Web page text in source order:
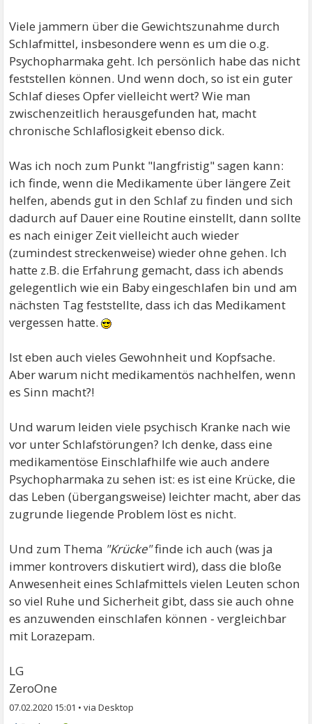
Viele jammern über die Gewichtszunahme durch
Schlafmittel, insbesondere wenn es um die o.g.
Psychopharmaka geht. Ich persönlich habe das nicht
feststellen können. Und wenn doch, so ist ein guter
Schlaf dieses Opfer vielleicht wert? Wie man
zwischenzeitlich herausgefunden hat, macht
chronische Schlaflosigkeit ebenso dick.
Was ich noch zum Punkt "langfristig" sagen kann:
ich finde, wenn die Medikamente über längere Zeit
helfen, abends gut in den Schlaf zu finden und sich
dadurch auf Dauer eine Routine einstellt, dann sollte
es nach einiger Zeit vielleicht auch wieder
(zumindest streckenweise) wieder ohne gehen. Ich
hatte z.B. die Erfahrung gemacht, dass ich abends
gelegentlich wie ein Baby eingeschlafen bin und am
nächsten Tag feststellte, dass ich das Medikament
vergessen hatte.
Ist eben auch vieles Gewohnheit und Kopfsache.
Aber warum nicht medikamentös nachhelfen, wenn
es Sinn macht?!
Und warum leiden viele psychisch Kranke nach wie
vor unter Schlafstörungen? Ich denke, dass eine
medikamentöse Einschlafhilfe wie auch andere
Psychopharmaka zu sehen ist: es ist eine Krücke, die
das Leben (übergangsweise) leichter macht, aber das
zugrunde liegende Problem löst es nicht.
Und zum Thema "Krücke"finde ich auch (was ja
immer kontrovers diskutiert wird), dass die bloße
Anwesenheit eines Schlafmittels vielen Leuten schon
so viel Ruhe und Sicherheit gibt, dass sie auch ohne
es anzuwenden einschlafen können - vergleichbar
mit Lorazepam.
LG
ZeroOne
07.02.2020 15:01 •